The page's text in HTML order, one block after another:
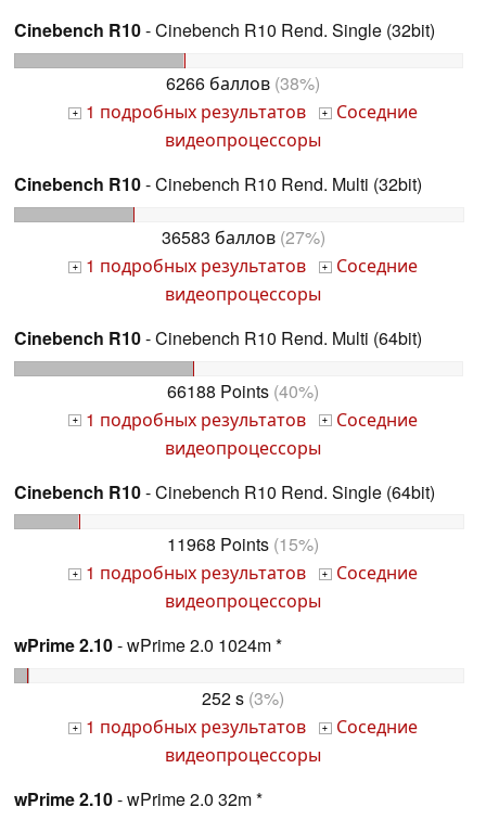
Cinebench R10- Cinebench R10 Rend. Single (32bit)
6266 баллов (38%)
+ 1 подробных результатов + Соседние
видеопроцессоры
Cinebench R10- Cinebench R10 Rend. Multi (32bit)
36583 баллов(27%)
+ 1 подробных результатов + Соседние
видеопроцессоры
Cinebench R10- Cinebench R10 Rend. Multi (64bit)
66188 Points (40%)
+ 1 подробных результатов + Соседние
видеопроцессоры
Cinebench R10- Cinebench R10 Rend. Single (64bit)
11968 Points (15%)
+ 1 подробных результатов + Соседние
видеопроцессоры
wPrime 2.10- wPrime 2.0 1024m *
252 s (3%)
+ 1 подробных результатов + Соседние
видеопроцессоры
wPrime 2.10- wPrime 2.0 32m *